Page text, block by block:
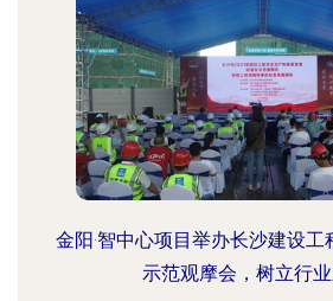
金阳·智中心项目举办长沙建设
示范观摩会，树立行